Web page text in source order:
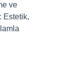
ve
Estetik,